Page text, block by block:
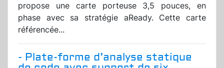
propose une carte porteuse 3,5 pouces, en
phase avec sa stratégie aReady. Cette carte
référencée...
- Plate-forme d’analyse statique